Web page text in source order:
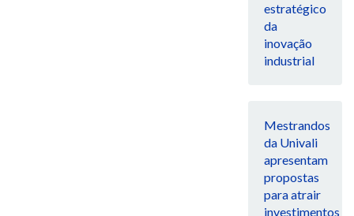
estratégico
da
inovação
industrial
Mestrandos
da Univali
apresentam
propostas
para atrair
investimentos